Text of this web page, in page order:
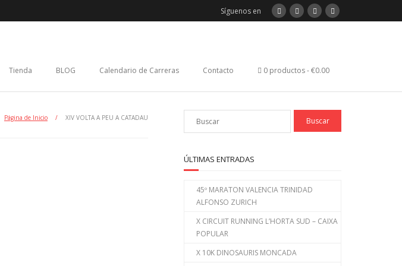
Síguenos en
Tienda BLOG Calendario de Carreras Contacto 0 productos €0.00
Página de Inicio / XIV VOLTA A PEU A CATADAU
ÚLTIMAS ENTRADAS
45º MARATON VALENCIA TRINIDAD
ALFONSO ZURICH
X CIRCUIT RUNNING L’HORTA SUD – CAIXA
POPULAR
X 10K DINOSAURIS MONCADA